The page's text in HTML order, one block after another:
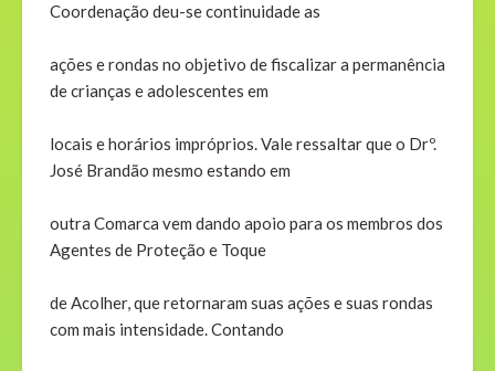
Coordenação deu-se continuidade as
ações e rondas no objetivo de fiscalizar a permanência
de crianças e adolescentes em
locais e horários impróprios. Vale ressaltar que o Drº.
José Brandão mesmo estando em
outra Comarca vem dando apoio para os membros dos
Agentes de Proteção e Toque
de Acolher, que retornaram suas ações e suas rondas
com mais intensidade. Contando